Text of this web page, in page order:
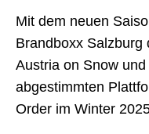
Mit dem neuen
Brandboxx Salzburg
Austria on Snow
abgestimmten
Order im Winter